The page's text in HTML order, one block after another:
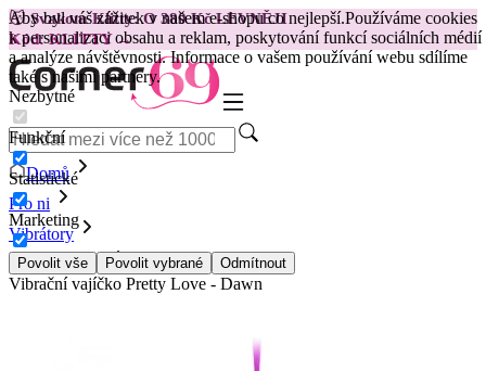
Aby byl váš zážitek v našem e-shopu co nejlepší.Používáme cookies
k personalizaci obsahu a reklam, poskytování funkcí sociálních médií
a analýze návštěvnosti. Informace o vašem používání webu sdílíme
také s našimi partnery.
Nezbytné
Funkční
Statistické
Marketing
Povolit vše Povolit vybrané Odmítnout
😽Svakom Klitty: O 380 Kč LEVNĚJI
Kód: KLITTY →
Domů
Pro ni
Vibrátory
Vibrační vejce
Vibrační vajíčko Pretty Love - Dawn